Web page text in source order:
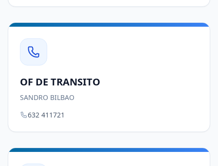
OF DE TRANSITO
SANDRO BILBAO
632 411721